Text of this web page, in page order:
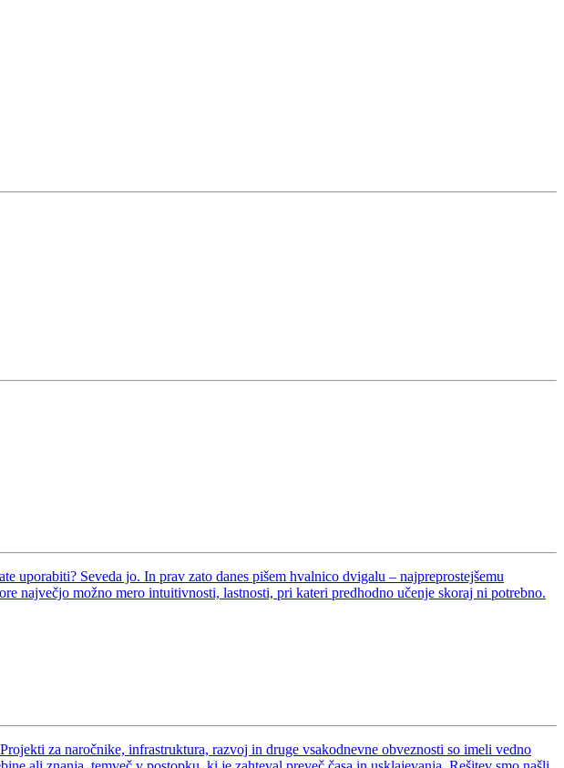
uporabiti? Seveda jo. In prav zato danes pišem hvalnico dvigalu – najpreprostejšemu
največjo možno mero intuitivnosti, lastnosti, pri kateri predhodno učenje skoraj ni potrebno.
za naročnike, infrastruktura, razvoj in druge vsakodnevne obveznosti so imeli vedno